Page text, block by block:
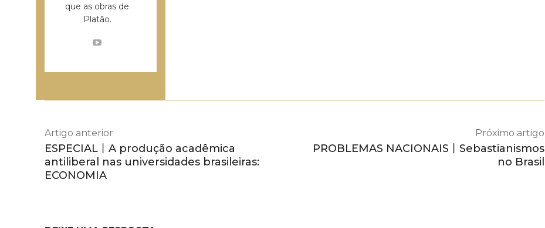
que as obras de
Platão.
Artigo anterior
ESPECIAL丨A produção acadêmica
antiliberal nas universidades brasileiras:
ECONOMIA
Próximo artigo
PROBLEMAS NACIONAIS丨Sebastianismos
no Brasil